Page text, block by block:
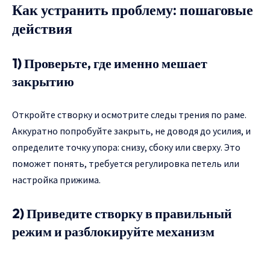
Как устранить проблему: пошаговые
действия
1) Проверьте, где именно мешает
закрытию
Откройте створку и осмотрите следы трения по раме.
Аккуратно попробуйте закрыть, не доводя до усилия, и
определите точку упора: снизу, сбоку или сверху. Это
поможет понять, требуется регулировка петель или
настройка прижима.
2) Приведите створку в правильный
режим и разблокируйте механизм